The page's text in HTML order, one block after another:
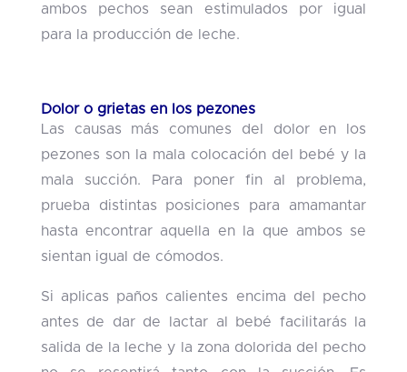
ambos pechos sean estimulados por igual
para la producción de leche.
Dolor o grietas en los pezones
Las causas más comunes del dolor en los
pezones son la mala colocación del bebé y la
mala succión. Para poner fin al problema,
prueba distintas posiciones para amamantar
hasta encontrar aquella en la que ambos se
sientan igual de cómodos.
Si aplicas paños calientes encima del pecho
antes de dar de lactar al bebé facilitarás la
salida de la leche y la zona dolorida del pecho